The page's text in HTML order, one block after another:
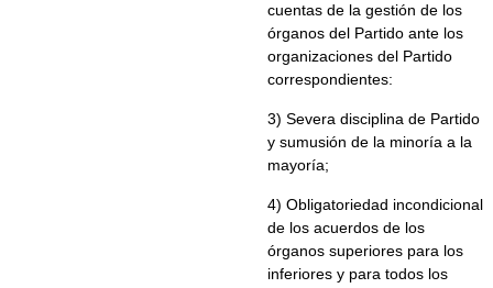
cuentas de la gestión de los
órganos del Partido ante los
organizaciones del Partido
correspondientes:
3) Severa disciplina de Partido
y sumusión de la minoría a la
mayoría;
4) Obligatoriedad incondicional
de los acuerdos de los
órganos superiores para los
inferiores y para todos los